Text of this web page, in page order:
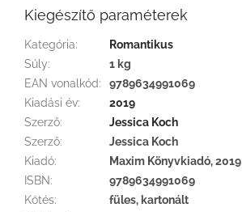
Kiegészítő paraméterek
Kategória:
Romantikus
Súly:
1 kg
EAN vonalkód:
9789634991069
Kiadási év:
2019
Szerző:
Jessica Koch
Szerző:
Jessica Koch
Kiadó:
Maxim Könyvkiadó, 2019
ISBN:
9789634991069
Kötés:
füles, kartonált